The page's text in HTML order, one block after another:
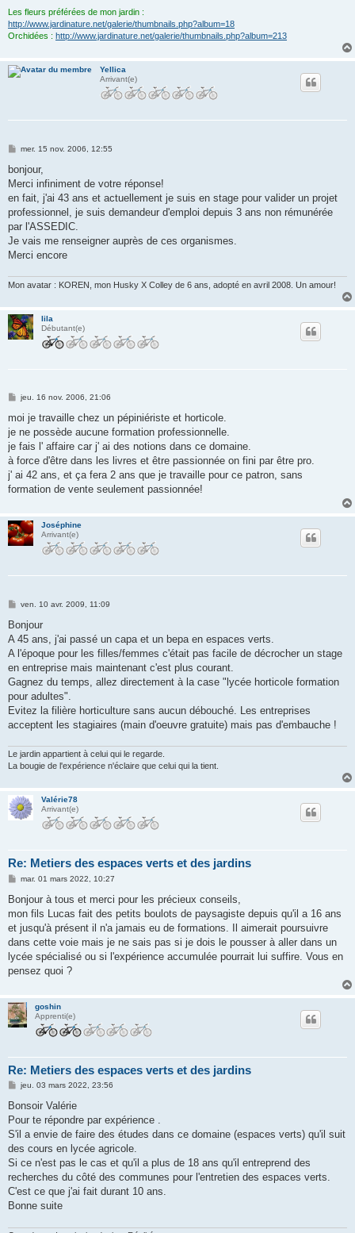
Les fleurs préférées de mon jardin :
http://www.jardinature.net/galerie/thumbnails.php?album=18
Orchidées : http://www.jardinature.net/galerie/thumbnails.php?album=213
Yellica
Arrivant(e)
M
s
a
g
mer. 15 nov. 2006, 12:55
bonjour,
Merci infiniment de votre réponse!
en fait, j'ai 43 ans et actuellement je suis en stage pour valider un projet
professionnel, je suis demandeur d'emploi depuis 3 ans non rémunérée
par l'ASSEDIC.
Je vais me renseigner auprès de ces organismes.
Merci encore
Mon avatar : KOREN, mon Husky X Colley de 6 ans, adopté en avril 2008. Un amour!
lila
Débutant(e)
M
s
a
g
jeu. 16 nov. 2006, 21:06
moi je travaille chez un pépiniériste et horticole.
je ne possède aucune formation professionnelle.
je fais l' affaire car j' ai des notions dans ce domaine.
à force d'être dans les livres et être passionnée on fini par être pro.
j' ai 42 ans, et ça fera 2 ans que je travaille pour ce patron, sans
formation de vente seulement passionnée!
Joséphine
Arrivant(e)
M
s
a
g
ven. 10 avr. 2009, 11:09
Bonjour
A 45 ans, j'ai passé un capa et un bepa en espaces verts.
A l'époque pour les filles/femmes c'était pas facile de décrocher un stage
en entreprise mais maintenant c'est plus courant.
Gagnez du temps, allez directement à la case "lycée horticole formation
pour adultes".
Evitez la filière horticulture sans aucun débouché. Les entreprises
acceptent les stagiaires (main d'oeuvre gratuite) mais pas d'embauche !
Le jardin appartient à celui qui le regarde.
La bougie de l'expérience n'éclaire que celui qui la tient.
Valérie78
Arrivant(e)
Re: Metiers des espaces verts et des jardins
M
s
a
g
e
mar. 01 mars 2022, 10:27
Bonjour à tous et merci pour les précieux conseils,
mon fils Lucas fait des petits boulots de paysagiste depuis qu'il a 16 ans
et jusqu'à présent il n'a jamais eu de formations. Il aimerait poursuivre
dans cette voie mais je ne sais pas si je dois le pousser à aller dans un
lycée spécialisé ou si l'expérience accumulée pourrait lui suffire. Vous en
pensez quoi ?
goshin
Apprenti(e)
Re: Metiers des espaces verts et des jardins
M
s
a
g
jeu. 03 mars 2022, 23:56
Bonsoir Valérie
Pour te répondre par expérience .
S'il a envie de faire des études dans ce domaine (espaces verts) qu'il suit
des cours en lycée agricole.
Si ce n'est pas le cas et qu'il a plus de 18 ans qu'il entreprend des
recherches du côté des communes pour l'entretien des espaces verts.
C'est ce que j'ai fait durant 10 ans.
Bonne suite